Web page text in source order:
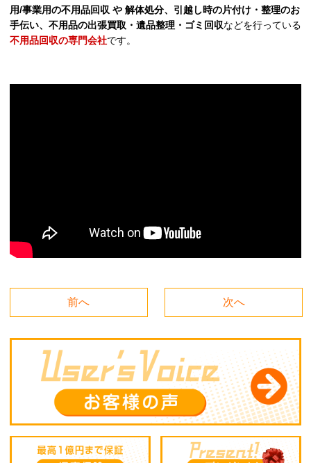
用/事業用の不用品回収 や 解体処分、引越し時の片付け・整理のお
手伝い、不用品の出張買取・遺品整理・ゴミ回収などを行っている
不用品回収の専門会社です。
前へ 次へ